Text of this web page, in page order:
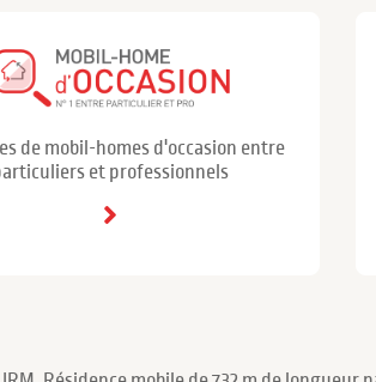
de mobil-homes d'occasion entre
et professionnels